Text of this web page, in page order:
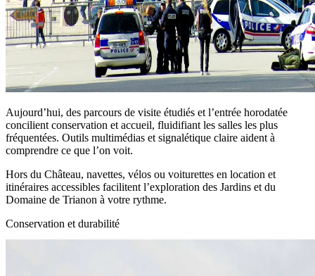
Aujourd’hui, des parcours de visite étudiés et l’entrée horodatée
concilient conservation et accueil, fluidifiant les salles les plus
fréquentées. Outils multimédias et signalétique claire aident à
comprendre ce que l’on voit.
Hors du Château, navettes, vélos ou voiturettes en location et
itinéraires accessibles facilitent l’exploration des Jardins et du
Domaine de Trianon à votre rythme.
Conservation et durabilité